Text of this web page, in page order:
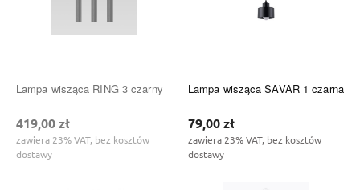
Lampa wisząca RING 3 czarny
419,00 zł
zawiera 23% VAT, bez kosztów
dostawy
Lampa wisząca SAVAR 1 czarna
79,00 zł
zawiera 23% VAT, bez kosztów
dostawy